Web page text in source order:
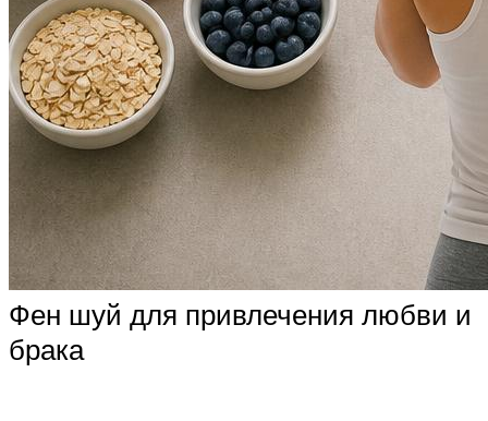
Фен шуй для привлечения любви и
брака